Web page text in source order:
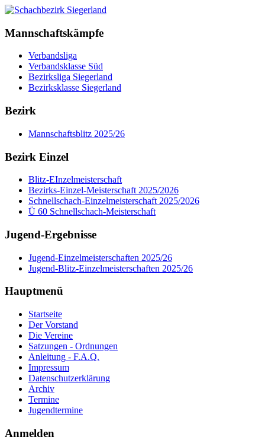
Mannschaftskämpfe
Verbandsliga
Verbandsklasse Süd
Bezirksliga Siegerland
Bezirksklasse Siegerland
Bezirk
Mannschaftsblitz 2025/26
Bezirk Einzel
Blitz-EInzelmeisterschaft
Bezirks-Einzel-Meisterschaft 2025/2026
Schnellschach-Einzelmeisterschaft 2025/2026
Ü 60 Schnellschach-Meisterschaft
Jugend-Ergebnisse
Jugend-Einzelmeisterschaften 2025/26
Jugend-Blitz-Einzelmeisterschaften 2025/26
Hauptmenü
Startseite
Der Vorstand
Die Vereine
Satzungen - Ordnungen
Anleitung - F.A.Q.
Impressum
Datenschutzerklärung
Archiv
Termine
Jugendtermine
Anmelden